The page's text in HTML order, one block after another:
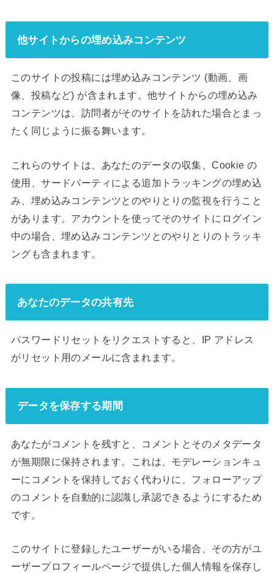
他サイトからの埋め込みコンテンツ
このサイトの投稿には埋め込みコンテンツ (動画、画
像、投稿など) が含まれます。他サイトからの埋め込み
コンテンツは、訪問者がそのサイトを訪れた場合とまっ
たく同じように振る舞います。
これらのサイトは、あなたのデータの収集、Cookie の
使用、サードパーティによる追加トラッキングの埋め込
み、埋め込みコンテンツとのやりとりの監視を行うこと
があります。アカウントを使ってそのサイトにログイン
中の場合、埋め込みコンテンツとのやりとりのトラッキ
ングも含まれます。
あなたのデータの共有先
パスワードリセットをリクエストすると、IP アドレス
がリセット用のメールに含まれます。
データを保存する期間
あなたがコメントを残すと、コメントとそのメタデータ
が無期限に保持されます。これは、モデレーションキュ
ーにコメントを保持しておく代わりに、フォローアップ
のコメントを自動的に認識し承認できるようにするため
です。
このサイトに登録したユーザーがいる場合、その方がユ
ーザープロフィールページで提供した個人情報を保存し